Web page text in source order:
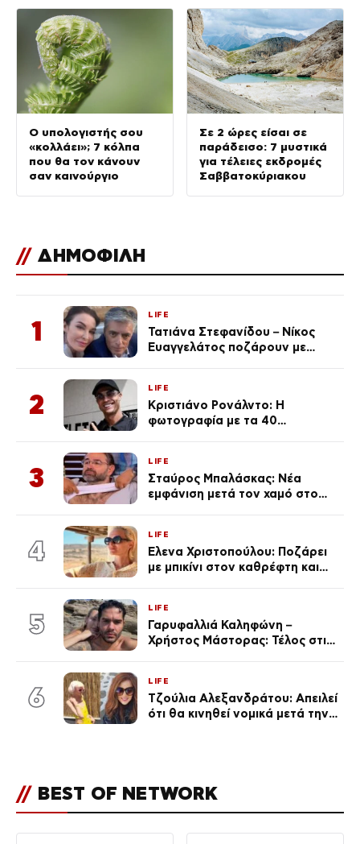
Ο υπολογιστής σου
«κολλάει»; 7 κόλπα
που θα τον κάνουν
σαν καινούργιο
Σε 2 ώρες είσαι σε
παράδεισο: 7 μυστικά
για τέλειες εκδρομές
Σαββατοκύριακου
// ΔΗΜΟΦΙΛΗ
1
LIFE
Τατιάνα Στεφανίδου – Νίκος
Ευαγγελάτος ποζάρουν με
2
LIFE
Κριστιάνο Ρονάλντο: Η
φωτογραφία με τα 40
εκ. likes
3
LIFE
Σταύρος Μπαλάσκας: Νέα
εμφάνιση μετά τον χαμό στο
4
LIFE
Έλενα Χριστοπούλου: Ποζάρει
με μπικίνι στον καθρέφτη και
καθεμία…» (Βίντεο)
5
LIFE
Γαρυφαλλιά Καληφώνη –
Χρήστος Μάστορας: Τέλος στις
6
LIFE
Τζούλια Αλεξανδράτου: Απειλεί
ότι θα κινηθεί νομικά μετά την
// BEST OF NETWORK